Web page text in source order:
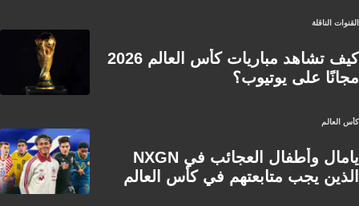
القنوات الناقلة
كيف تشاهد مباريات كأس العالم 2026
مجانًا على يوتيوب؟
كأس العالم
يامال وأطفال العجائب في NXGN
الذين يجب متابعتهم في كأس العالم